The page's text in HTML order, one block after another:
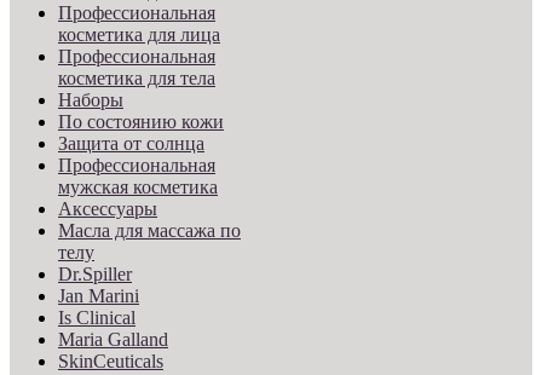
Профессиональная
косметика для лица
Профессиональная
косметика для тела
Наборы
По состоянию кожи
Защита от солнца
Профессиональная
мужская косметика
Аксессуары
Масла для массажа по
телу
Dr.Spiller
Jan Marini
Is Clinical
Maria Galland
SkinCeuticals